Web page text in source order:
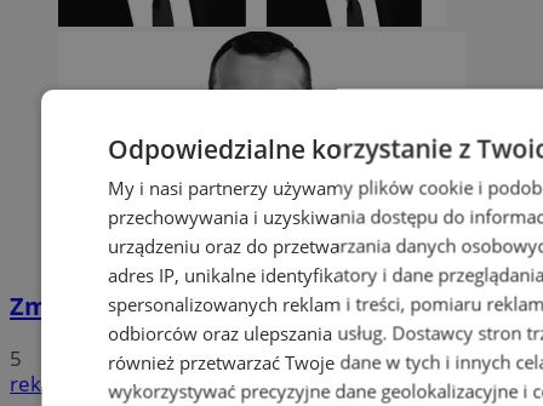
Zmarł Paweł Wojtusiak. Miał 36 lat
5
reklama
Odpowiedzialne korzystanie z
My i nasi partnerzy używamy plików cookie i
przechowywania i uzyskiwania dostępu do
urządzeniu oraz do przetwarzania danych
adres IP, unikalne identyfikatory i dane
spersonalizowanych reklam i treści, pomiaru
odbiorców oraz ulepszania usług. Dostawcy stron
również przetwarzać Twoje dane w tych i innych
wykorzystywać precyzyjne dane geolokalizacyjne i